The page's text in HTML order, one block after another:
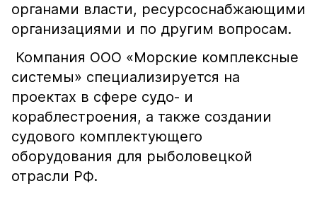
органами власти, ресурсоснабжающими
организациями и по другим вопросам.
Компания ООО «Морские комплексные
системы» специализируется на
проектах в сфере судо- и
кораблестроения, а также создании
судового комплектующего
оборудования для рыболовецкой
отрасли РФ.